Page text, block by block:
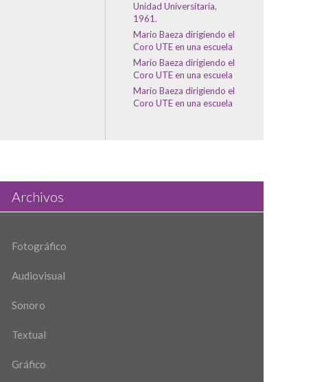
Unidad Universitaria,
1961.
Mario Baeza dirigiendo el
Coro UTE en una escuela
Mario Baeza dirigiendo el
Coro UTE en una escuela
Mario Baeza dirigiendo el
Coro UTE en una escuela
Archivos
Fotográfico
Audiovisual
Sonoro
Textual
Gráfico